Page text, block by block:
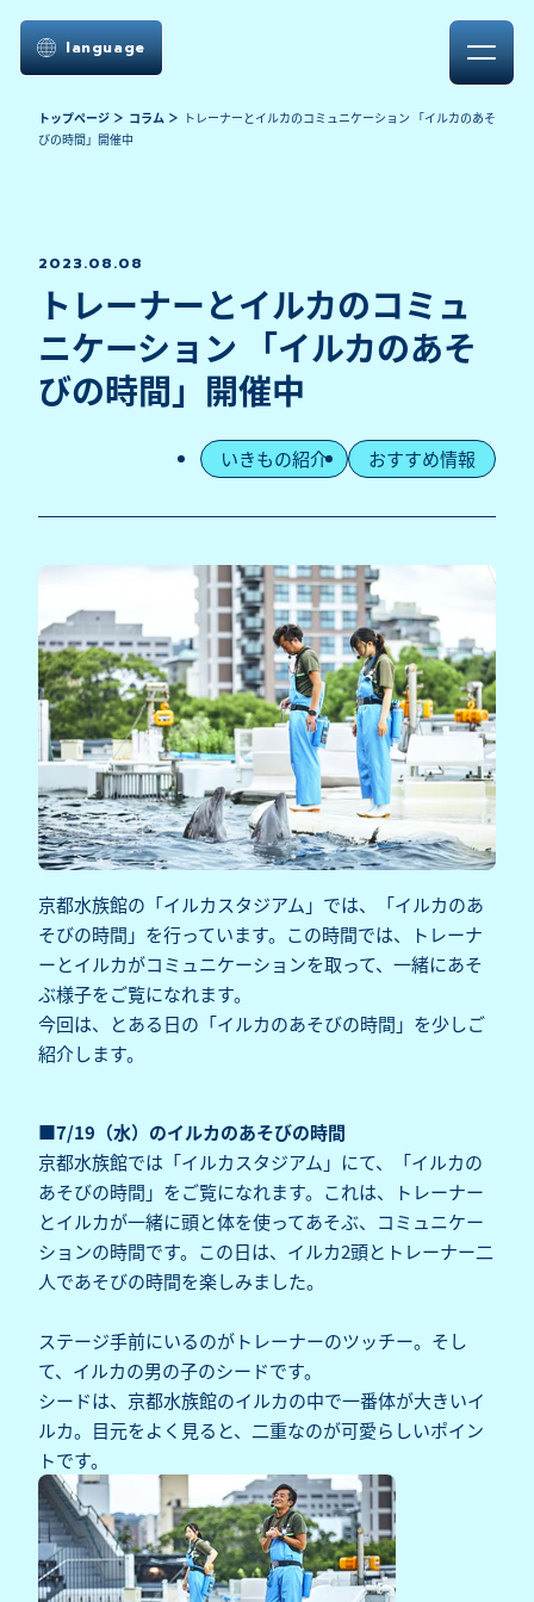
language
トップページ コラム
トレーナーとイルカのコミュニケーション 「イルカのあそ
びの時間」開催中
2023.08.08
トレーナーとイルカのコミュ
ニケーション 「イルカのあそ
びの時間」開催中
いきもの紹介 おすすめ情報
京都水族館の「イルカスタジアム」では、「イルカのあ
そびの時間」を行っています。この時間では、トレーナ
ーとイルカがコミュニケーションを取って、一緒にあそ
ぶ様子をご覧になれます。
今回は、とある日の「イルカのあそびの時間」を少しご
紹介します。
■7/19（水）のイルカのあそびの時間
京都水族館では「イルカスタジアム」にて、「イルカの
あそびの時間」をご覧になれます。これは、トレーナー
とイルカが一緒に頭と体を使ってあそぶ、コミュニケー
ションの時間です。この日は、イルカ2頭とトレーナー二
人であそびの時間を楽しみました。
ステージ手前にいるのがトレーナーのツッチー。そし
て、イルカの男の子のシードです。
シードは、京都水族館のイルカの中で一番体が大きいイ
ルカ。目元をよく見ると、二重なのが可愛らしいポイン
トです。